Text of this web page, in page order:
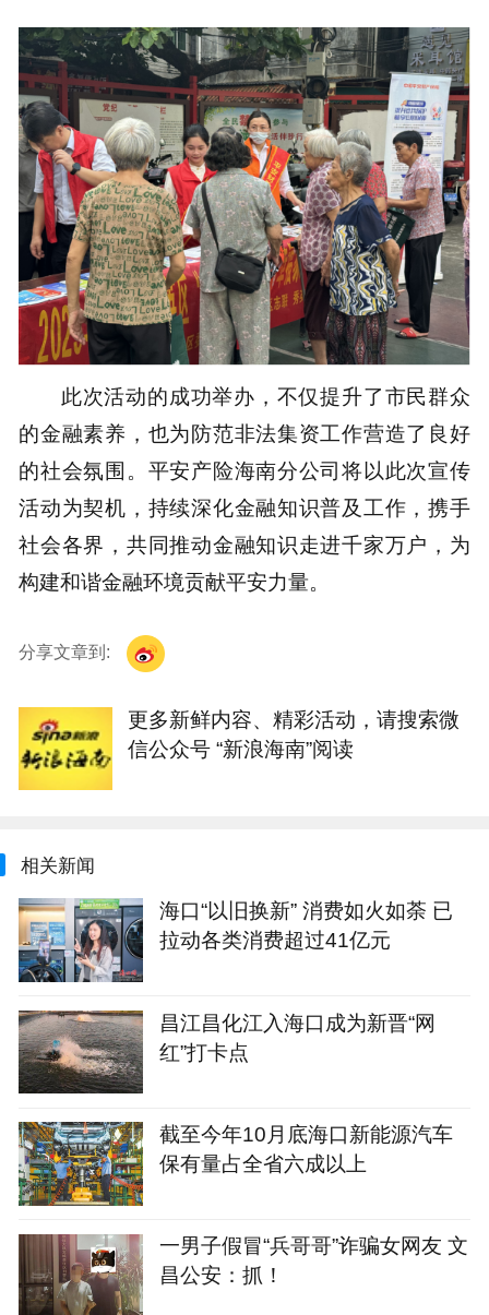
此次活动的成功举办，不仅提升了市民群众
的金融素养，也为防范非法集资工作营造了良好
的社会氛围。平安产险海南分公司将以此次宣传
活动为契机，持续深化金融知识普及工作，携手
社会各界，共同推动金融知识走进千家万户，为
构建和谐金融环境贡献平安力量。
分享文章到:
更多新鲜内容、精彩活动，请搜索微
信公众号 “新浪海南”阅读
相关新闻
海口“以旧换新” 消费如火如荼 已
拉动各类消费超过41亿元
昌江昌化江入海口成为新晋“网
红”打卡点
截至今年10月底海口新能源汽车
保有量占全省六成以上
一男子假冒“兵哥哥”诈骗女网友 文
昌公安：抓！